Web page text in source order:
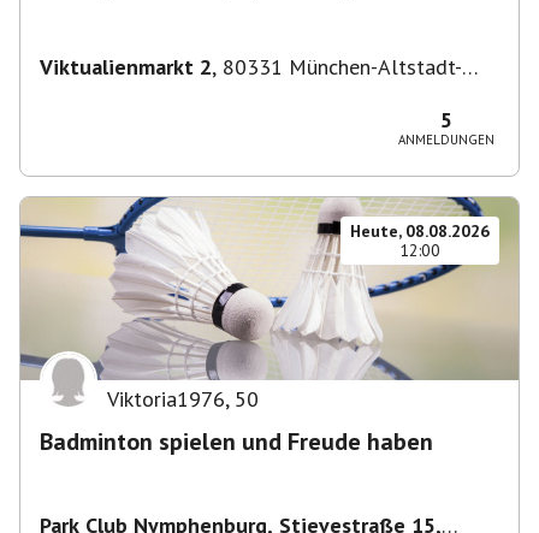
Viktualienmarkt 2, 80331 München-Altstadt-
5
ANMELDUNGEN
Heute, 08.08.2026
12:00
Viktoria1976, 50
Badminton spielen und Freude haben
Park Club Nymphenburg, Stievestraße 15,